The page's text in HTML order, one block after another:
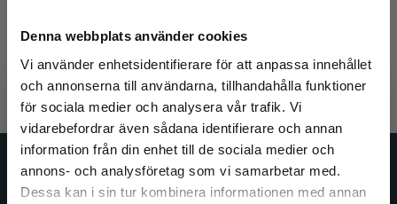
Denna webbplats använder cookies
Vi använder enhetsidentifierare för att anpassa innehållet
och annonserna till användarna, tillhandahålla funktioner
för sociala medier och analysera vår trafik. Vi
vidarebefordrar även sådana identifierare och annan
information från din enhet till de sociala medier och
annons- och analysföretag som vi samarbetar med.
Dessa kan i sin tur kombinera informationen med annan
Begränsad fraktregion
Exkl. moms: 915 kr
Studentlitteratur